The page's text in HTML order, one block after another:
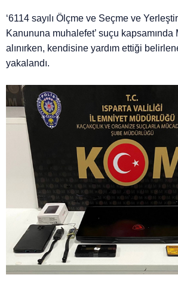
‘6114 sayılı Ölçme ve Seçme ve
Kanununa muhalefet’ suçu kapsamında
alınırken, kendisine yardım ettiği
yakalandı.